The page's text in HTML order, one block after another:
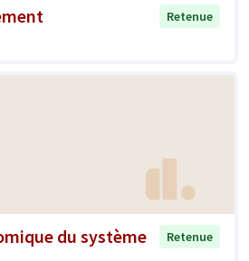
Retenue
du système
Retenue